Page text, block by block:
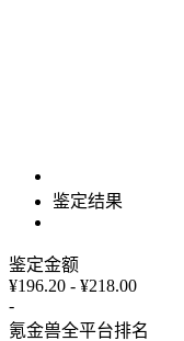
鉴定结果
鉴定金额
¥196.20 - ¥218.00
-
氪金兽全平台排名